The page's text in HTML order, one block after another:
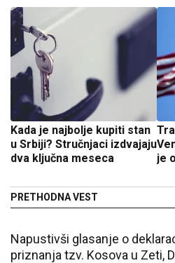
Kada je najbolje kupiti stan
u Srbiji? Stručnjaci izdvajaju
dva ključna meseca
PRETHODNA VEST
je
Napustivši glasanje o
priznanja tzv. Kosova u Zeti,